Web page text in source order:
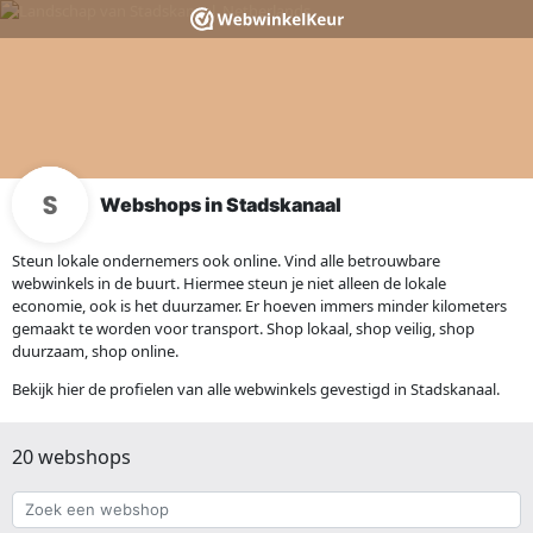
Webshops in Stadskanaal
Steun lokale ondernemers ook online. Vind alle betrouwbare
webwinkels in de buurt. Hiermee steun je niet alleen de lokale
economie, ook is het duurzamer. Er hoeven immers minder kilometers
gemaakt te worden voor transport. Shop lokaal, shop veilig, shop
duurzaam, shop online.
Bekijk hier de profielen van alle webwinkels gevestigd in Stadskanaal.
20 webshops
Zoek
een